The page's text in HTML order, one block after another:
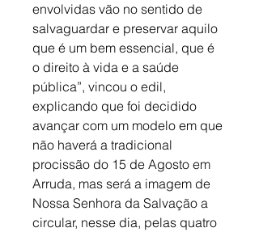
envolvidas vão no sentido de
salvaguardar e preservar aquilo
que é um bem essencial, que é
o direito à vida e a saúde
pública”, vincou o edil,
explicando que foi decidido
avançar com um modelo em que
não haverá a tradicional
procissão do 15 de Agosto em
Arruda, mas será a imagem de
Nossa Senhora da Salvação a
circular, nesse dia, pelas quatro